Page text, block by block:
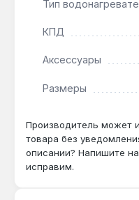
Подходит ли
Да — при
но для
Как часто нужно
Тип
КПД
Аксессуары
Размеры
Производитель может
товара без
описании? Напишите
исправим.